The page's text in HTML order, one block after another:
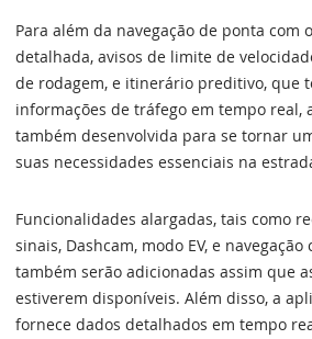
Para além da navegação de ponta com
detalhada, avisos de limite de
de rodagem, e itinerário preditivo, que
informações de tráfego em tempo real,
também desenvolvida para se tornar
suas necessidades essenciais na
Funcionalidades alargadas, tais como
sinais, Dashcam, modo EV, e
também serão adicionadas assim que
estiverem disponíveis. Além disso, a
fornece dados detalhados em tempo